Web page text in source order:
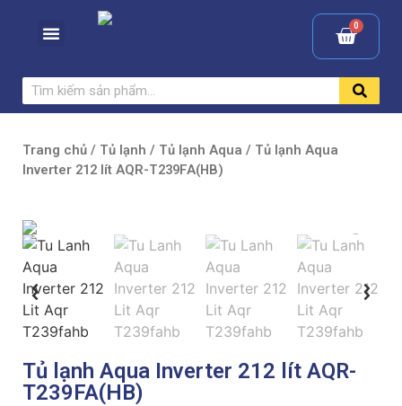
Trang chủ / Tủ lạnh / Tủ lạnh Aqua / Tủ lạnh Aqua
Inverter 212 lít AQR-T239FA(HB)
Tủ lạnh Aqua Inverter 212 lít AQR-
T239FA(HB)